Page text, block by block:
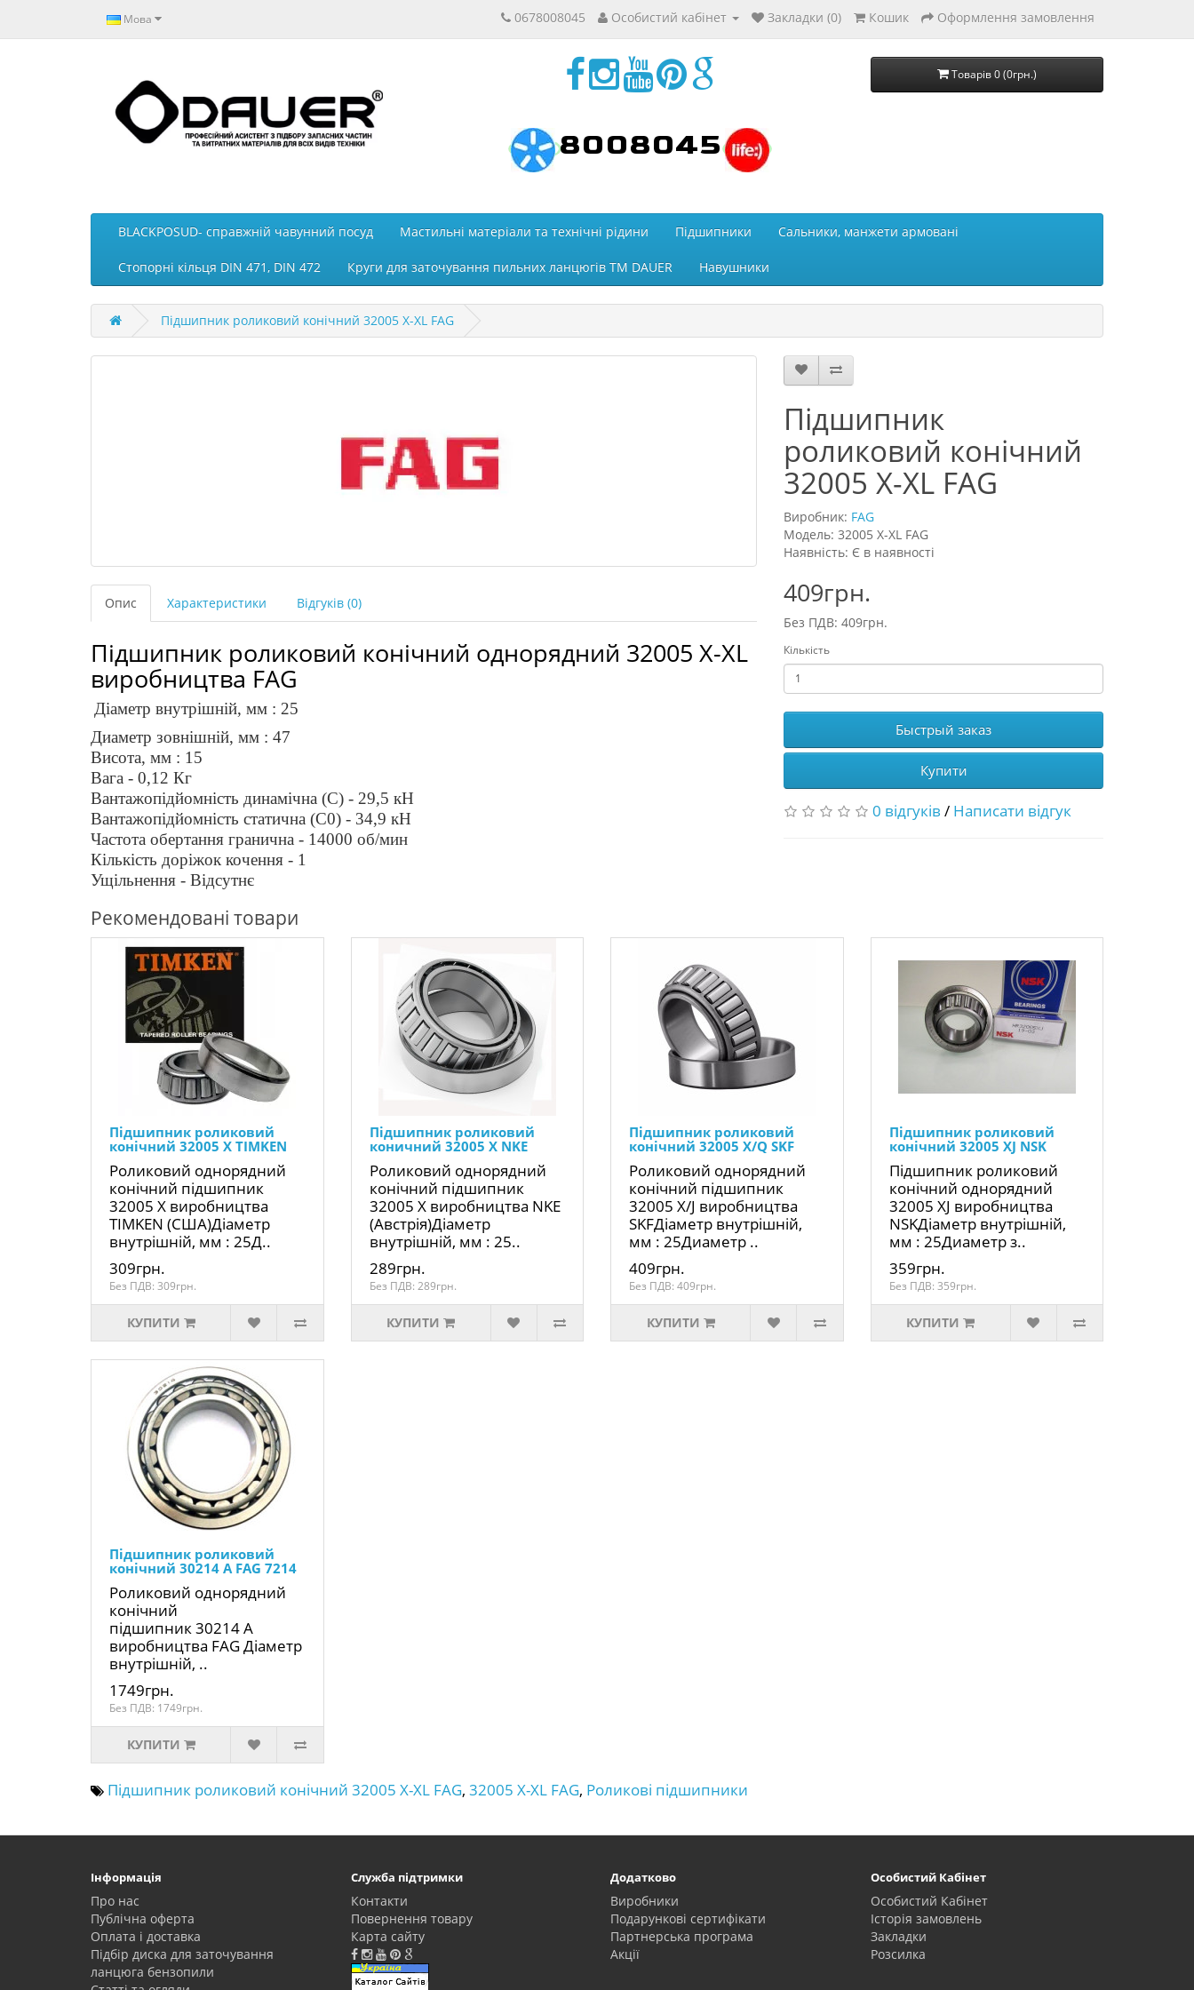
Мова 0678008045 Особистий кабінет Закладки (0) Кошик Оформлення замовлення
8008045
Товарів 0 (0грн.)
BLACKPOSUD- справжній чавунний посуд Мастильні матеріали та технічні рідини Підшипники Сальники, манжети армовані
Стопорні кільця DIN 471, DIN 472 Круги для заточування пильних ланцюгів ТМ DAUER Навушники
Підшипник роликовий конічний 32005 X-XL FAG
Опис Характеристики Відгуків (0)
Підшипник роликовий конічний однорядний 32005 X-XL
виробництва FAG
Діаметр внутрішній, мм : 25
Диаметр зовнішній, мм : 47
Висота, мм : 15
Вага - 0,12 Кг
Вантажопідйомність динамічна (C) - 29,5 кН
Вантажопідйомність статична (C0) - 34,9 кН
Частота обертання гранична - 14000 об/мин
Кількість доріжок кочення - 1
Ущільнення - Відсутнє
Підшипник
роликовий конічний
32005 X-XL FAG
Виробник: FAG
Модель: 32005 X-XL FAG
Наявність: Є в наявності
409грн.
Без ПДВ: 409грн.
Кількість
Быстрый заказ
Купити
0 відгуків / Написати відгук
Рекомендовані товари
Підшипник роликовий
конічний 32005 X TIMKEN
Роликовий однорядний
конічний підшипник
32005 X виробництва
TIMKEN (США)Діаметр
внутрішній, мм : 25Д..
309грн.
Без ПДВ: 309грн.
КУПИТИ
Підшипник роликовий
коничний 32005 X NKE
Роликовий однорядний
конічний підшипник
32005 X виробництва NKE
(Австрія)Діаметр
внутрішній, мм : 25..
289грн.
Без ПДВ: 289грн.
КУПИТИ
Підшипник роликовий
конічний 32005 X/Q SKF
Роликовий однорядний
конічний підшипник
32005 X/J виробництва
SKFДіаметр внутрішній,
мм : 25Диаметр ..
409грн.
Без ПДВ: 409грн.
КУПИТИ
Підшипник роликовий
конічний 32005 XJ NSK
Підшипник роликовий
конічний однорядний
32005 XJ виробництва
NSKДіаметр внутрішній,
мм : 25Диаметр з..
359грн.
Без ПДВ: 359грн.
КУПИТИ
Підшипник роликовий
конічний 30214 A FAG 7214
Роликовий однорядний
конічний
підшипник 30214 A
виробництва FAG Діаметр
внутрішній, ..
1749грн.
Без ПДВ: 1749грн.
КУПИТИ
Підшипник роликовий конічний 32005 X-XL FAG, 32005 X-XL FAG, Роликові підшипники
Інформація
Про нас
Публічна оферта
Оплата і доставка
Підбір диска для заточування
ланцюга бензопили
Служба підтримки
Контакти
Повернення товару
Карта сайту
Додатково
Виробники
Подарункові сертифікати
Партнерська програма
Акції
Особистий Кабінет
Особистий Кабінет
Історія замовлень
Закладки
Розсилка